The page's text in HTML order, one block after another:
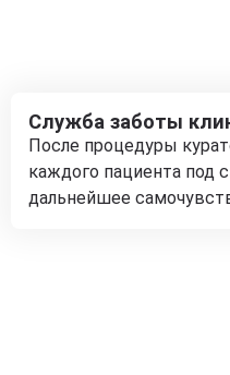
Служба заботы
После процедуры
каждого пациента под
дальнейшее